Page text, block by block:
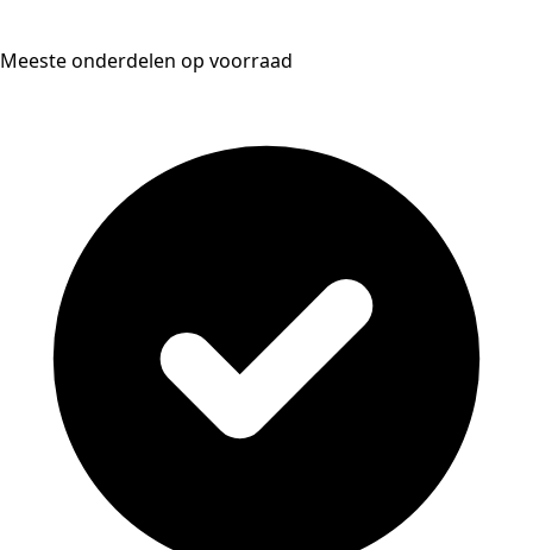
Meeste onderdelen op voorraad